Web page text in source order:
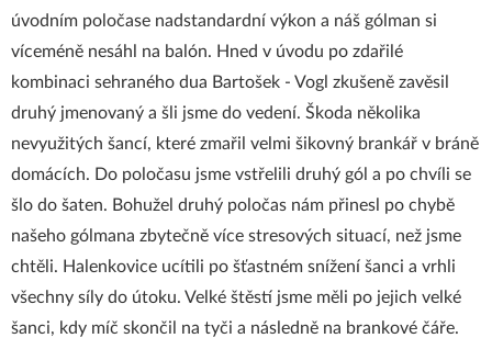
úvodním poločase nadstandardní výkon a náš gólman si
víceméně nesáhl na balón. Hned v úvodu po zdařilé
kombinaci sehraného dua Bartošek - Vogl zkušeně zavěsil
druhý jmenovaný a šli jsme do vedení. Škoda několika
nevyužitých šancí, které zmařil velmi šikovný brankář v bráně
domácích. Do poločasu jsme vstřelili druhý gól a po chvíli se
šlo do šaten. Bohužel druhý poločas nám přinesl po chybě
našeho gólmana zbytečně více stresových situací, než jsme
chtěli. Halenkovice ucítili po šťastném snížení šanci a vrhli
všechny síly do útoku. Velké štěstí jsme měli po jejich velké
šanci, kdy míč skončil na tyči a následně na brankové čáře.